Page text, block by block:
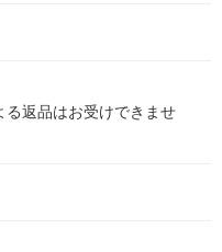
る返品はお受けできませ